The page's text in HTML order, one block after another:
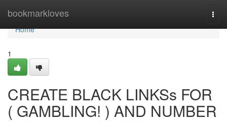
bookmarkloves
Home
Home
1
CREATE BLACK LINKSs FOR
( GAMBLING! ) AND NUMBER